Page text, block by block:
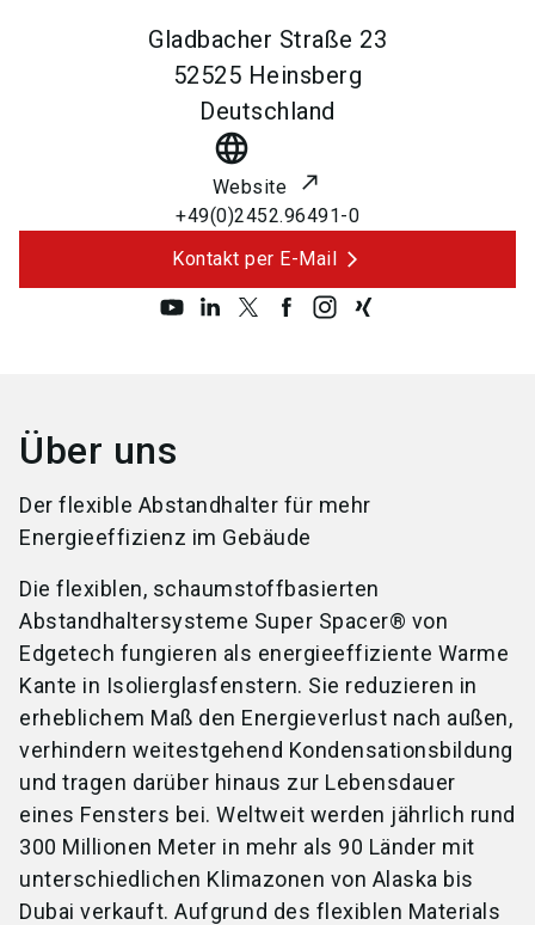
Gladbacher Straße 23
52525 Heinsberg
Deutschland
language
Website
+49(0)2452.96491-0
Kontakt per E-Mail
Über uns
Der flexible Abstandhalter für mehr
Energieeffizienz im Gebäude
Die flexiblen, schaumstoffbasierten
Abstandhaltersysteme Super Spacer® von
Edgetech fungieren als energieeffiziente Warme
Kante in Isolierglasfenstern. Sie reduzieren in
erheblichem Maß den Energieverlust nach außen,
verhindern weitestgehend Kondensationsbildung
und tragen darüber hinaus zur Lebensdauer
eines Fensters bei. Weltweit werden jährlich rund
300 Millionen Meter in mehr als 90 Länder mit
unterschiedlichen Klimazonen von Alaska bis
Dubai verkauft. Aufgrund des flexiblen Materials